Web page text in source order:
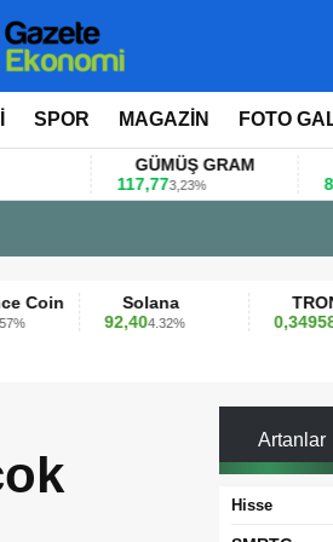
SPOR MAGAZİN FOTO
GÜMÜŞ GRAM
3,23%
80.155,00
Solana
92,40
4.32%
TRON
0,3495890.42%
Artanlar
Hisse